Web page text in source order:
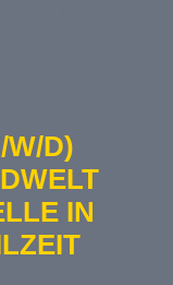
W/D)
IN